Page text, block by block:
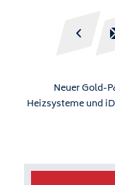

Neuer Gold-
Heizsysteme und